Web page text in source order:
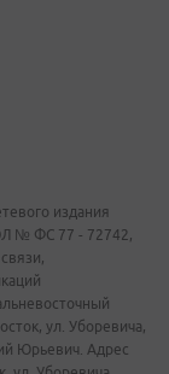
издания
№ ФС 77 - 72742,
ул. Уборевича,
Юрьевич. Адрес